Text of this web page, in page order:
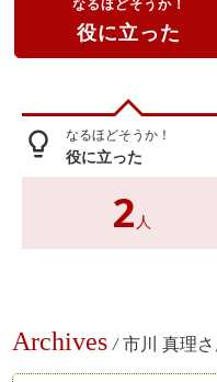
役に立った
lightbulb_outline なるほどそうか！
役に立った
2 人
Archives / 市川 真理